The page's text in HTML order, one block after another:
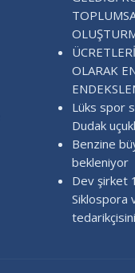
OLARAK
Lüks spor
Dudak
Benzine
bekleniyor
Dev şirket
Siklospora